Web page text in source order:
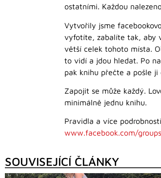
ostatními. Každou
Vytvořily jsme
vyfotíte, zabalíte tak, aby
větší celek tohoto místa.
to vidí a jdou hledat. Po
pak knihu přečte a pošle ji
Zapojit se může každý.
minimálně jednu knihu.
Pravidla a více
www.facebook.com/
SOUVISEJÍCÍ ČLÁNKY